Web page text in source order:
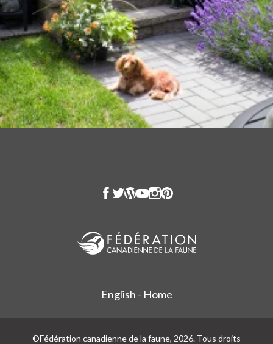
English - Home
©Fédération canadienne de la faune, 2026. Tous droits